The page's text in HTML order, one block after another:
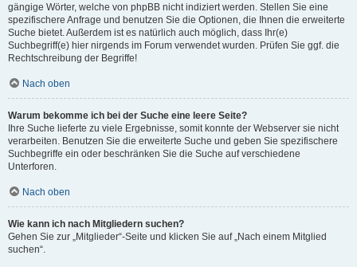
gängige Wörter, welche von phpBB nicht indiziert werden. Stellen Sie eine
spezifischere Anfrage und benutzen Sie die Optionen, die Ihnen die erweiterte
Suche bietet. Außerdem ist es natürlich auch möglich, dass Ihr(e)
Suchbegriff(e) hier nirgends im Forum verwendet wurden. Prüfen Sie ggf. die
Rechtschreibung der Begriffe!
Nach oben
Warum bekomme ich bei der Suche eine leere Seite?
Ihre Suche lieferte zu viele Ergebnisse, somit konnte der Webserver sie nicht
verarbeiten. Benutzen Sie die erweiterte Suche und geben Sie spezifischere
Suchbegriffe ein oder beschränken Sie die Suche auf verschiedene
Unterforen.
Nach oben
Wie kann ich nach Mitgliedern suchen?
Gehen Sie zur „Mitglieder“-Seite und klicken Sie auf „Nach einem Mitglied
suchen“.